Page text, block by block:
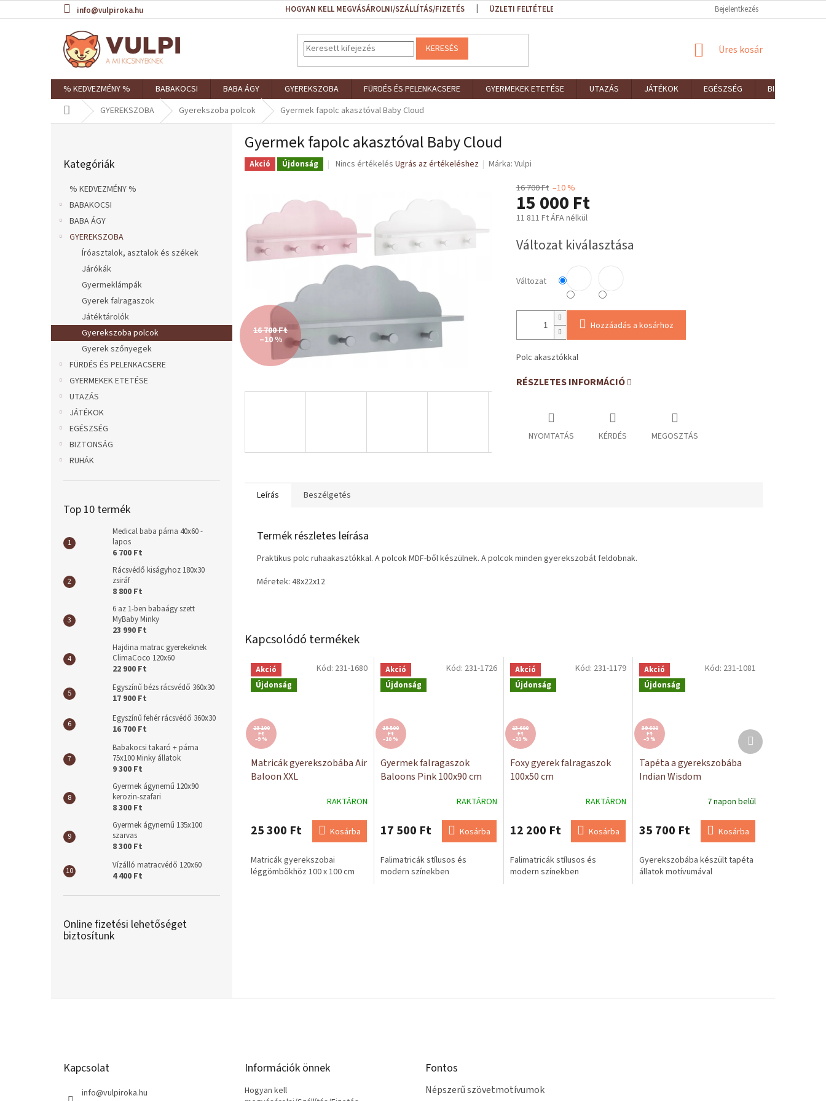
a
info@vulpiroka.hu HOGYAN KELL MEGVÁSÁROLNI/SZÁLLÍTÁS/FIZETÉS ÜZLETI FELTÉTELEK (ÁSZF) REKLAMÁCIÓK ÉS VISSZAKÜLDÉSEKBejelentkezés
KERESÉS KOSÁR
Üres kosár
% KEDVEZMÉNY % BABAKOCSI BABA ÁGY GYEREKSZOBA FÜRDÉS ÉS PELENKACSERE GYERMEKEK ETETÉSE UTAZÁS JÁTÉKOK EGÉSZSÉG
BIZTONSÁG
KezdőlapGYEREKSZOBA Gyerekszoba polcok Gyermek fapolc akasztóval Baby Cloud
átugrása
Kategóriák
% KEDVEZMÉNY %
BABAKOCSI
BABA ÁGY
GYEREKSZOBA
Íróasztalok, asztalok és székek
Járókák
Gyermeklámpák
Gyerek falragaszok
Játéktárolók
Gyerekszoba polcok
Gyerek szőnyegek
FÜRDÉS ÉS PELENKACSERE
GYERMEKEK ETETÉSE
UTAZÁS
JÁTÉKOK
EGÉSZSÉG
BIZTONSÁG
RUHÁK
Top 10 termék
Medical baba párna 40x60 -
lapos
6 700 Ft
Rácsvédő kiságyhoz 180x30
zsiráf
8 800 Ft
6 az 1-ben babaágy szett
MyBaby Minky
23 990 Ft
Hajdina matrac gyerekeknek
ClimaCoco 120x60
22 900 Ft
Egyszínű bézs rácsvédő 360x30
17 900 Ft
Egyszínű fehér rácsvédő 360x30
16 700 Ft
Babakocsi takaró + párna
75x100 Minky állatok
9 300 Ft
Gyermek ágynemű 120x90
kerozin-szafari
8 300 Ft
Gyermek ágynemű 135x100
szarvas
8 300 Ft
Vízálló matracvédő 120x60
4 400 Ft
Online fizetési lehetőséget
biztosítunk
Gyermek fapolc akasztóval Baby Cloud
Akció Újdonság
A
5-
ből
0,0
csillag.
Nincs értékelés Ugrás az értékeléshez Márka:Vulpi
16 700 Ft
–10 %
16 700 Ft –10 %
15 000 Ft
11 811 Ft ÁFA nélkül
Változat kiválasztása
Változat
Hozzáadás a kosárhoz
Polc akasztókkal
RÉSZLETES INFORMÁCIÓ
NYOMTATÁS KÉRDÉS MEGOSZTÁS
Kapcsolódó termékek
Akció
Újdonság
28 100
Ft
–9 %
Matricák gyerekszobába Air
Baloon XXL
RAKTÁRON
25 300 Ft Kosárba
Matricák gyerekszobai
léggömbökhöz 100 x 100 cm
Kód: 231-1680
Akció
Újdonság
19 500
Ft
–10 %
Gyermek falragaszok
Baloons Pink 100x90 cm
RAKTÁRON
17 500 Ft Kosárba
Falimatricák stílusos és
modern színekben
Kód: 231-1726
Akció
Újdonság
13 600
Ft
–10 %
Foxy gyerek falragaszok
100x50 cm
RAKTÁRON
12 200 Ft Kosárba
Falimatricák stílusos és
modern színekben
Kód: 231-1179
Akció
Újdonság
39 600
Ft
–9 %
Tapéta a gyerekszobába
Indian Wisdom
7 napon belül
35 700 Ft Kosárba
Gyerekszobába készült tapéta
állatok motívumával
Kód: 231-1081
Következő
termék
Leírás Beszélgetés
Termék részletes leírása
Praktikus polc ruhaakasztókkal. A polcok MDF-ből készülnek. A polcok minden gyerekszobát feldobnak.
Méretek: 48x22x12
Kapcsolat
info@vulpiroka.hu
Információk önnek
Hogyan kell
Fontos
Népszerű szövetmotívumok